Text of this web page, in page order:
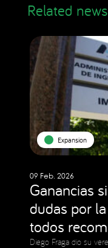
Related news
Expansion
09 Feb. 2026
Ganancias
dudas por
todos
Diego Fraga dio su